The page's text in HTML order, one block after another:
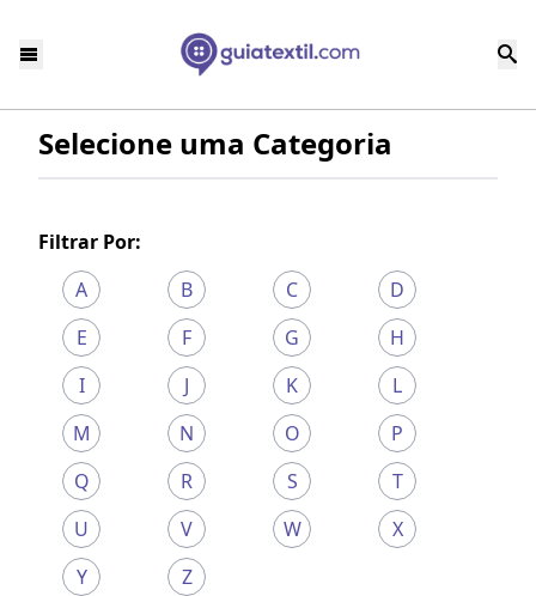
Selecione uma Categoria
Filtrar Por:
A
B C
D
E
F G
H
I
J K
L
M
N O
P
Q
R S
T
U
V W
X
Y
Z